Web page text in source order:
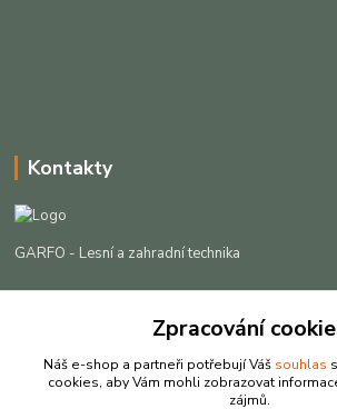
Kontakty
GARFO - Lesní a zahradní technika
+420 725 301 044
info@garfo.cz
Zpracování
Náš e-shop a partneři potřebují Váš souhlas
cookies, aby Vám mohli zobrazovat
zájmů.